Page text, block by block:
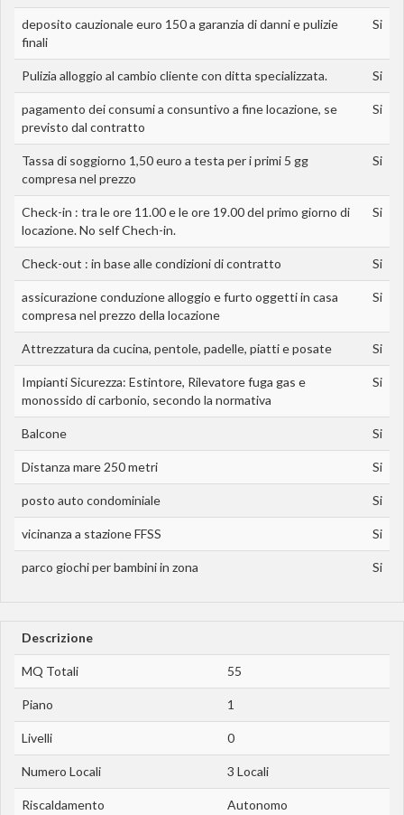
deposito cauzionale euro 150 a garanzia di danni e pulizie
finali
Si
Pulizia alloggio al cambio cliente con ditta specializzata. Si
pagamento dei consumi a consuntivo a fine locazione, se
previsto dal contratto
Si
Tassa di soggiorno 1,50 euro a testa per i primi 5 gg
compresa nel prezzo
Si
Check-in : tra le ore 11.00 e le ore 19.00 del primo giorno di
locazione. No self Chech-in.
Si
Check-out : in base alle condizioni di contratto Si
assicurazione conduzione alloggio e furto oggetti in casa
compresa nel prezzo della locazione
Si
Attrezzatura da cucina, pentole, padelle, piatti e posate Si
Impianti Sicurezza: Estintore, Rilevatore fuga gas e
monossido di carbonio, secondo la normativa
Si
Balcone Si
Distanza mare 250 metri Si
posto auto condominiale Si
vicinanza a stazione FFSS Si
parco giochi per bambini in zona Si
Descrizione
MQ Totali 55
Piano 1
Livelli 0
Numero Locali 3 Locali
Riscaldamento Autonomo